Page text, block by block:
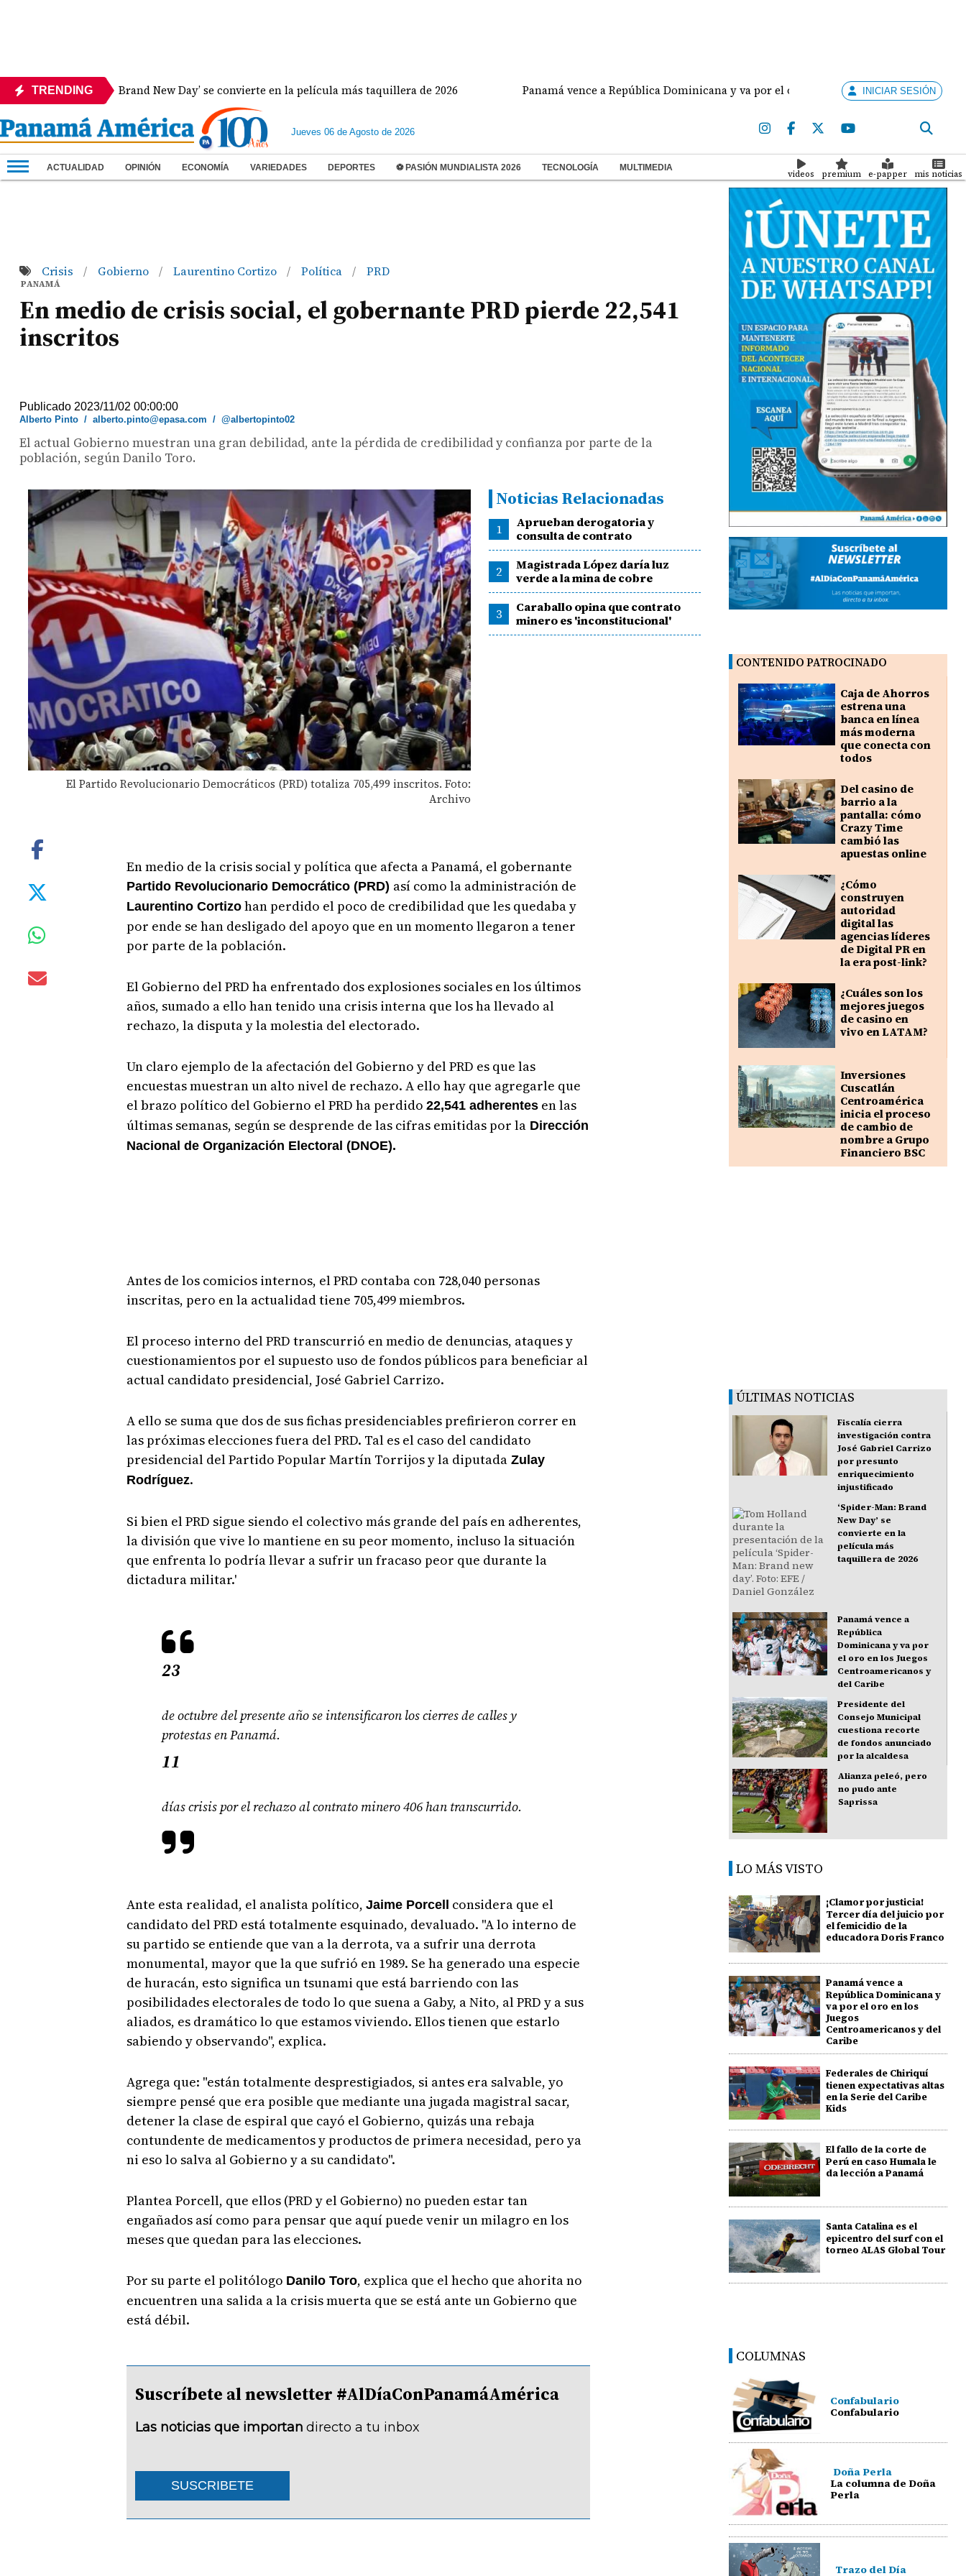
TRENDING
‘Spider-Man: Brand New Day’ se convierte en la película más taquillera de 2026 Panamá vence a República Dominicana y va por el oro en los Juegos Centroamericanos y
INICIAR SESIÓN
Jueves 06 de Agosto de 2026
ACTUALIDAD OPINIÓN ECONOMÍA VARIEDADES DEPORTES ⚽ PASIÓN MUNDIALISTA 2026 TECNOLOGÍA MULTIMEDIA
videos premium e-papper mis noticias
Crisis / Gobierno / Laurentino Cortizo / Política / PRD
PANAMÁ
En medio de crisis social, el gobernante PRD pierde 22,541
inscritos
Publicado 2023/11/02 00:00:00
Alberto Pinto /alberto.pinto@epasa.com /@albertopinto02
El actual Gobierno muestran una gran debilidad, ante la pérdida de credibilidad y confianza por parte de la
población, según Danilo Toro.
El Partido Revolucionario Democráticos (PRD) totaliza 705,499 inscritos. Foto:
Archivo
Noticias Relacionadas
1
Aprueban derogatoria y
consulta de contrato
2
Magistrada López daría luz
verde a la mina de cobre
3
Caraballo opina que contrato
minero es 'inconstitucional'
En medio de la crisis social y política que afecta a Panamá, el gobernante
Partido Revolucionario Democrático (PRD) así como la administración de
Laurentino Cortizohan perdido el poco de credibilidad que les quedaba y
por ende se han desligado del apoyo que en un momento llegaron a tener
por parte de la población.
El Gobierno del PRD ha enfrentado dos explosiones sociales en los últimos
años, sumado a ello han tenido una crisis interna que los ha llevado al
rechazo, la disputa y la molestia del electorado.
Un claro ejemplo de la afectación del Gobierno y del PRD es que las
encuestas muestran un alto nivel de rechazo. A ello hay que agregarle que
el brazo político del Gobierno el PRD ha perdido 22,541 adherentesen las
últimas semanas, según se desprende de las cifras emitidas por la Dirección
Nacional de Organización Electoral (DNOE).
Antes de los comicios internos, el PRD contaba con 728,040 personas
inscritas, pero en la actualidad tiene 705,499 miembros.
El proceso interno del PRD transcurrió en medio de denuncias, ataques y
cuestionamientos por el supuesto uso de fondos públicos para beneficiar al
actual candidato presidencial, José Gabriel Carrizo.
A ello se suma que dos de sus fichas presidenciables prefirieron correr en
las próximas elecciones fuera del PRD. Tal es el caso del candidato
presidencial del Partido Popular Martín Torrijos y la diputada Zulay
Rodríguez.
Si bien el PRD sigue siendo el colectivo más grande del país en adherentes,
la división que vive lo mantiene en su peor momento, incluso la situación
que enfrenta lo podría llevar a sufrir un fracaso peor que durante la
dictadura militar.'
23
de octubre del presente año se intensificaron los cierres de calles y
protestas en Panamá.
11
días crisis por el rechazo al contrato minero 406 han transcurrido.
Ante esta realidad, el analista político, Jaime Porcell considera que el
candidato del PRD está totalmente esquinado, devaluado. "A lo interno de
su partido se entiende que van a la derrota, va a sufrir una derrota
monumental, mayor que la que sufrió en 1989. Se ha generado una especie
de huracán, esto significa un tsunami que está barriendo con las
posibilidades electorales de todo lo que suena a Gaby, a Nito, al PRD y a sus
aliados, es dramático lo que estamos viviendo. Ellos tienen que estarlo
sabiendo y observando", explica.
Agrega que: "están totalmente desprestigiados, si antes era salvable, yo
siempre pensé que era posible que mediante una jugada magistral sacar,
detener la clase de espiral que cayó el Gobierno, quizás una rebaja
contundente de medicamentos y productos de primera necesidad, pero ya
ni eso lo salva al Gobierno y a su candidato".
Plantea Porcell, que ellos (PRD y el Gobierno) no pueden estar tan
engañados así como para pensar que aquí puede venir un milagro en los
meses que quedan para las elecciones.
Por su parte el politólogo Danilo Toro, explica que el hecho que ahorita no
encuentren una salida a la crisis muerta que se está ante un Gobierno que
está débil.
Suscríbete al newsletter #AlDíaConPanamáAmérica
Las noticias que importan directo a tu inbox
SUSCRIBETE
CONTENIDO PATROCINADO
Caja de Ahorros
estrena una
banca en línea
más moderna
que conecta con
todos
Del casino de
barrio a la
pantalla: cómo
Crazy Time
cambió las
apuestas online
¿Cómo
construyen
autoridad
digital las
agencias líderes
de Digital PR en
la era post-link?
¿Cuáles son los
mejores juegos
de casino en
vivo en LATAM?
Inversiones
Cuscatlán
Centroamérica
inicia el proceso
de cambio de
nombre a Grupo
Financiero BSC
ÚLTIMAS NOTICIAS
Fiscalía cierra
investigación contra
José Gabriel Carrizo
por presunto
enriquecimiento
injustificado
‘Spider-Man: Brand
New Day’ se
convierte en la
película más
taquillera de 2026
Panamá vence a
República
Dominicana y va por
el oro en los Juegos
Centroamericanos y
del Caribe
Presidente del
Consejo Municipal
cuestiona recorte
de fondos anunciado
por la alcaldesa
Alianza peleó, pero
no pudo ante
Saprissa
LO MÁS VISTO
¡Clamor por justicia!
Tercer día del juicio por
el femicidio de la
educadora Doris Franco
Panamá vence a
República Dominicana y
va por el oro en los
Juegos
Centroamericanos y del
Caribe
Federales de Chiriquí
tienen expectativas altas
en la Serie del Caribe
Kids
El fallo de la corte de
Perú en caso Humala le
da lección a Panamá
Santa Catalina es el
epicentro del surf con el
torneo ALAS Global Tour
COLUMNAS
Confabulario
Confabulario
Doña Perla
La columna de Doña
Perla
Trazo del Día